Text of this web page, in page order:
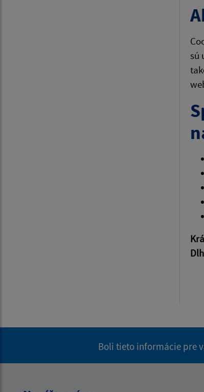
sú
Boli tieto informácie pre